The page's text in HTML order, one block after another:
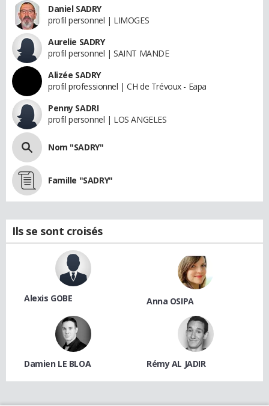
Daniel SADRY
profil personnel | LIMOGES
Aurelie SADRY
profil personnel | SAINT MANDE
Alizée SADRY
profil professionnel | CH de Trévoux - Eapa
Penny SADRI
profil personnel | LOS ANGELES
Nom "SADRY"
Famille "SADRY"
Ils se sont croisés
Alexis GOBE Anna OSIPA
Damien LE BLOA Rémy AL JADIR